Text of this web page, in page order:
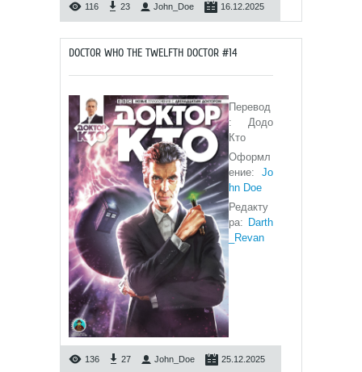
116 23 John_Doe 16.12.2025
DOCTOR WHO THE TWELFTH DOCTOR #14
Перевод
: Додо
Кто
Оформл
ение: Jo
hn Doe
Редакту
ра: Darth
_Revan
136 27 John_Doe 25.12.2025